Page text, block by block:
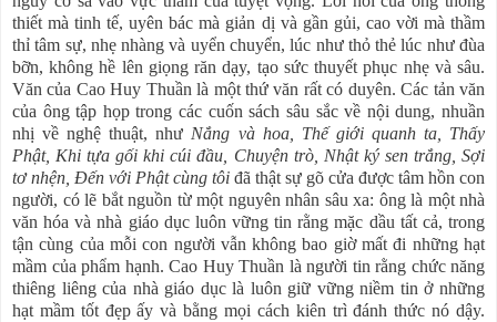
thiết mà tinh tế, uyên bác mà giản dị và gần gủi, cao vời mà thầm
thỉ tâm sự, nhẹ nhàng và uyển chuyển, lúc như thỏ thẻ lúc như đùa
bỡn, không hề lên giọng răn dạy, tạo sức thuyết phục nhẹ và sâu.
Văn của Cao Huy Thuần là một thứ văn rất có duyên. Các tản văn
của ông tập họp trong các cuốn sách sâu sắc về nội dung, nhuần
nhị về nghệ thuật, như Nắng và hoa, Thế giới quanh ta, Thấy
Phật, Khi tựa gối khi cúi đầu, Chuyện trò, Nhật ký sen trắng, Sợi
tơ nhện, Đến với Phật cùng tôi đã thật sự gõ cửa được tâm hồn con
người, có lẽ bắt nguồn từ một nguyên nhân sâu xa: ông là một nhà
văn hóa và nhà giáo dục luôn vững tin rằng mặc dầu tất cả, trong
tận cùng của mỗi con người vẫn không bao giờ mất đi những hạt
mầm của phẩm hạnh. Cao Huy Thuần là người tin rằng chức năng
thiêng liêng của nhà giáo dục là luôn giữ vững niềm tin ở những
hạt mầm tốt đẹp ấy và bằng mọi cách kiên trì đánh thức nó dậy.